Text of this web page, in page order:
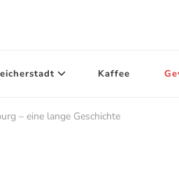
Kaffee
– eine lange Geschichte